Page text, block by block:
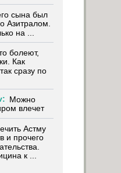
сына был
Азитралом.
на ...
болеют,
Как
сразу по
Можно
влечет
Астму
и прочего
к ...